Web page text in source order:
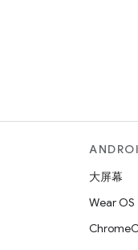
大屏幕
Wear OS